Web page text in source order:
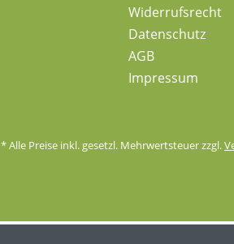
Widerrufsrecht
Datenschutz
AGB
Impressum
* Alle Preise inkl. gesetzl. Mehrwertsteuer zzgl.